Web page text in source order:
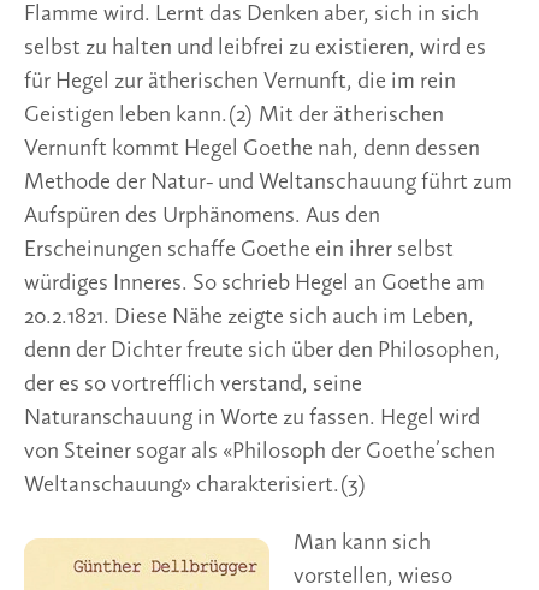
Erscheinungen schaffe Goethe ein ihrer selbst
würdiges Inneres. So schrieb Hegel an Goethe am
20.2.1821. Diese Nähe zeigte sich auch im Leben,
denn der Dichter freute sich über den Philosophen,
der es so vortrefflich verstand, seine
Naturanschauung in Worte zu fassen. Hegel wird
von Steiner sogar als «Philosoph der Goethe’schen
Weltanschauung» charakterisiert.(3)
Man kann sich
vorstellen, wieso
Steiner Hegel
empfohlen hatte als
Heilmittel gegen
mystische
zu Steiners Zeiten weit
verbreitet waren. Das